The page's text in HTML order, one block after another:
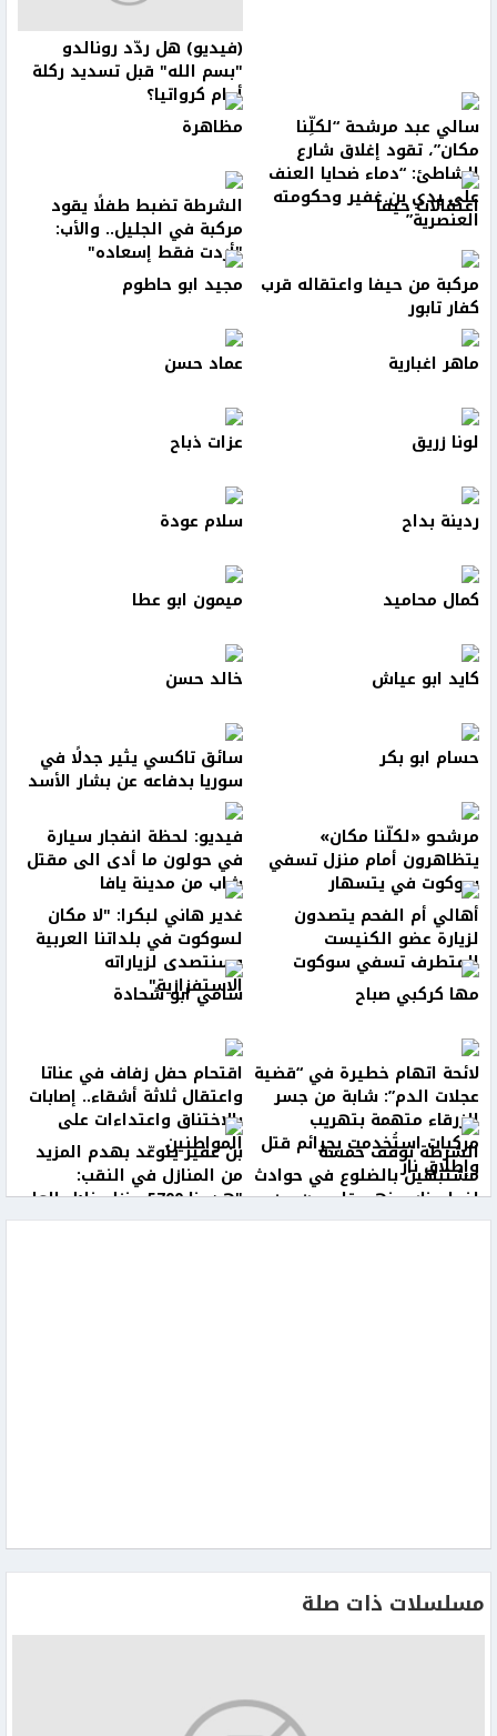
(فيديو) هل ردّد رونالدو
"بسم الله" قبل تسديد ركلة
أمام كرواتيا؟
سالي عبد مرشحة “لكلِّنا
مكان”، تقود إغلاق شارع
الشاطئ: “دماء ضحايا العنف
على يدي بن غفير وحكومته
العنصرية”
مظاهرة
اعتقالات حيفا الشرطة تضبط طفلًا يقود
مركبة في الجليل.. والأب:
"أردت فقط إسعاده"
مركبة من حيفا واعتقاله قرب
كفار تابور
مجيد ابو حاطوم
ماهر اغبارية عماد حسن
لونا زريق عزات ذباح
ردينة بداح سلام عودة
كمال محاميد ميمون ابو عطا
كايد ابو عياش خالد حسن
حسام ابو بكر سائق تاكسي يثير جدلًا في
سوريا بدفاعه عن بشار الأسد
مرشحو «لكلّنا مكان»
يتظاهرون أمام منزل تسفي
سوكوت في يتسهار
فيديو: لحظة انفجار سيارة
في حولون ما أدى الى مقتل
شاب من مدينة يافا
أهالي أم الفحم يتصدون
لزيارة عضو الكنيست
المتطرف تسفي سوكوت
غدير هاني لبكرا: "لا مكان
لسوكوت في بلداتنا العربية
وسنتصدى لزياراته
الاستفزازية" مها كركبي صباح سامي ابو شحادة
لائحة اتهام خطيرة في “قضية
عجلات الدم”: شابة من جسر
الزرقاء متهمة بتهريب
مركبات استُخدمت بجرائم قتل
وإطلاق نار
اقتحام حفل زفاف في عناتا
واعتقال ثلاثة أشقاء.. إصابات
بالاختناق واعتداءات على
المواطنين الشرطة توقف خمسة
مشتبهين بالضلوع في حوادث
إضرام نار بينهم قاصرون من
شرقي القدس
بن غفير يتوعّد بهدم المزيد
من المنازل في النقب:
"هدمنا 5700 منزل خلال العام
الأخير"
مسلسلات ذات صلة